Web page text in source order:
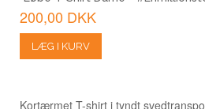
200,00 DKK
LÆG I KURV
Kortærmet T-shirt i tyndt